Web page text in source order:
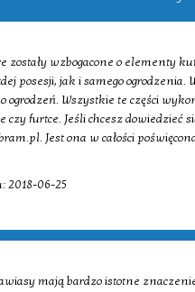
zostały wzbogacone o elementy
posesji, jak i samego ogrodzenia.
ogrodzeń. Wszystkie te części
czy furtce. Jeśli chcesz
Jest ona w całości
2018-06-25
mają bardzo istotne